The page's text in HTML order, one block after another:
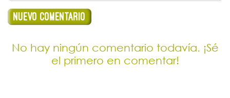
No hay ningún comentario todavía. ¡Sé
el primero en comentar!